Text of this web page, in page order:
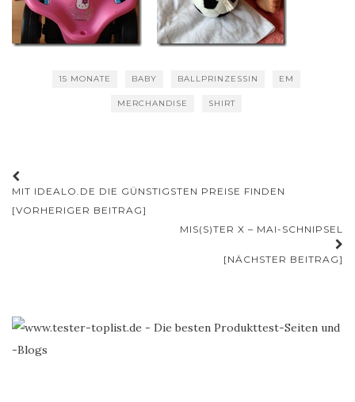
15 MONATE BABY BALLPRINZESSIN EM
MERCHANDISE SHIRT
Beitrags-
Navigation
MIT IDEALO.DE DIE GÜNSTIGSTEN PREISE FINDEN
[VORHERIGER BEITRAG]
MIS(S)TER X – MAI-SCHNIPSEL
[NÄCHSTER BEITRAG]